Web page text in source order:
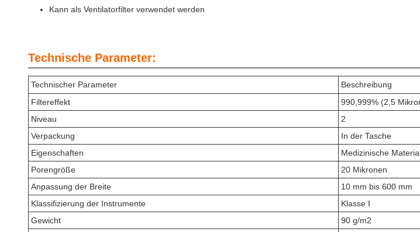
Kann als Ventilatorfilter verwendet werden
Technische Parameter:
Technischer Parameter
Beschreibung
Filtereffekt
990,999% (2,5
Niveau
2
Verpackung
In der Tasche
Eigenschaften
Medizinische
Porengröße
20 Mikronen
Anpassung der Breite
10 mm bis 600 mm
Klassifizierung der Instrumente
Klasse I
Gewicht
90 g/m2